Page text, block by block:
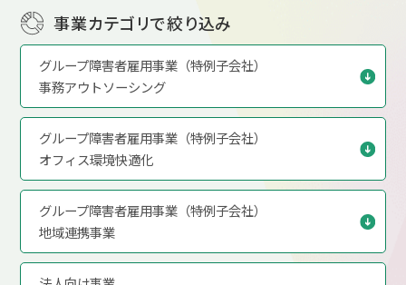
事業カテゴリで絞り込み
グループ障害者雇用事業（特例子会社）
事務アウトソーシング
グループ障害者雇用事業（特例子会社）
オフィス環境快適化
グループ障害者雇用事業（特例子会社）
地域連携事業